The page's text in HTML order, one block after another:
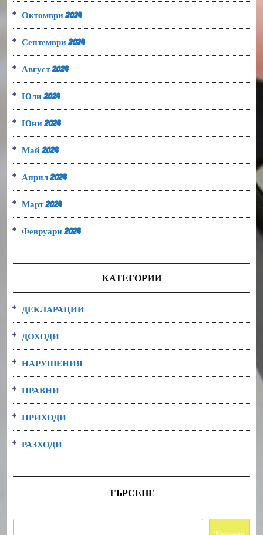
Октомври 2024
Септември 2024
Август 2024
Юли 2024
Юни 2024
Май 2024
Април 2024
Март 2024
Февруари 2024
КАТЕГОРИИ
ДЕКЛАРАЦИИ
ДОХОДИ
НАРУШЕНИЯ
ПРАВНИ
ПРИХОДИ
РАЗХОДИ
ТЪРСЕНЕ